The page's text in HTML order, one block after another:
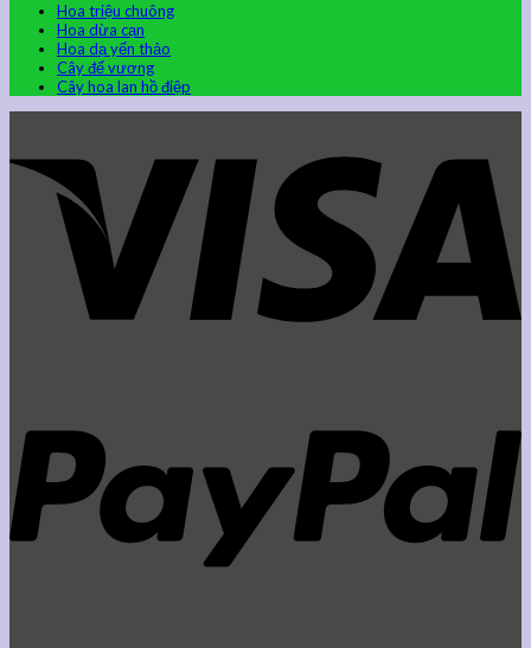
Hoa triệu chuông
Hoa dừa cạn
Hoa dạ yến thảo
Cây đế vương
Cây hoa lan hồ điệp